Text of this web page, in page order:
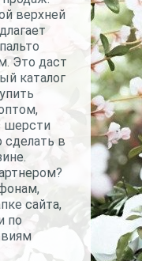
верхней
Это даст
каталог
шерсти
в
сайта,
по